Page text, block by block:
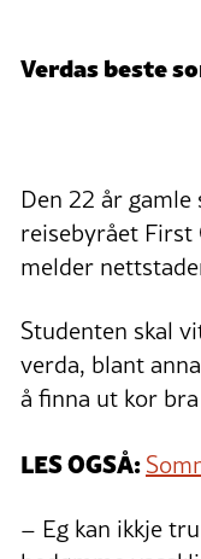
Verdas beste
Den 22 år
reisebyrået First
melder
Studenten skal
verda, blant
å finna ut kor
LES OGSÅ:
– Eg kan ikkje